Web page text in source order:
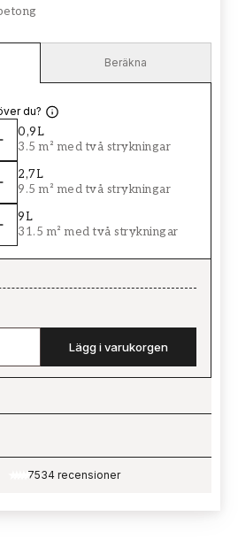
Beräkna
du?
0,9L
3.5 m² med två strykningar
2,7L
9.5 m² med två strykningar
9L
31.5 m² med två strykningar
Lägg i varukorgen
7534 recensioner